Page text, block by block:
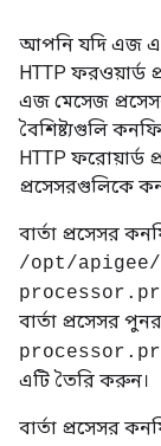
আপনি যদি এজ
HTTP ফরওয়ার্ড
এজ মেসেজ
বৈশিষ্ট্যগুলি
HTTP ফরোয়ার্ড
প্রসেসরগুলিকে
বার্তা প্রসেসর
/opt/apigee/
বার্তা প্রসেসর
এটি তৈরি করুন।
বার্তা প্রসেসর